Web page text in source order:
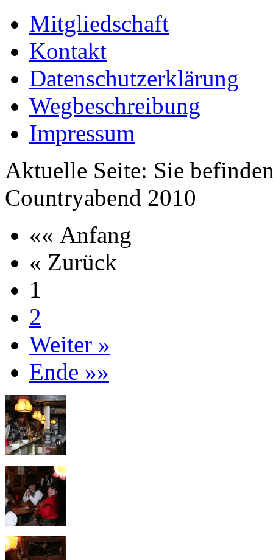
Mitgliedschaft
Kontakt
Datenschutzerklärung
Wegbeschreibung
Impressum
Aktuelle Seite: Sie
Countryabend 2010
«« Anfang
« Zurück
1
2
Weiter »
Ende »»